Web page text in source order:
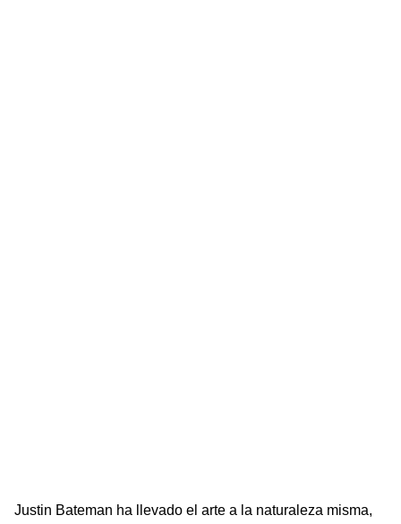
Justin Bateman ha llevado el arte a la naturaleza misma,